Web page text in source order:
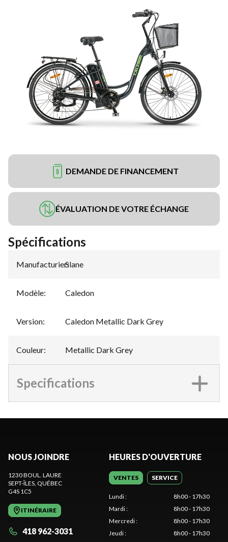
DEMANDE DE FINANCEMENT
ÉVALUATION DE VOTRE ÉCHANGE
Spécifications
Manufacturier:
Slane
Modèle: Caledon
Version: Caledon Metallic Dark Grey
Couleur: Metallic Dark Grey
Specifications
NOUS JOINDRE
1230 BOUL. LAURE
SEPT-ÎLES, QUÉBEC
G4S 1C5
ITINÉRAIRE
418 962-3031
HEURES D'OUVERTURE
VENTES SERVICE
Lundi:
8h00 - 17h30
Mardi:
8h00 - 17h30
Mercredi:
8h00 - 17h30
Jeudi:
8h00 - 17h30